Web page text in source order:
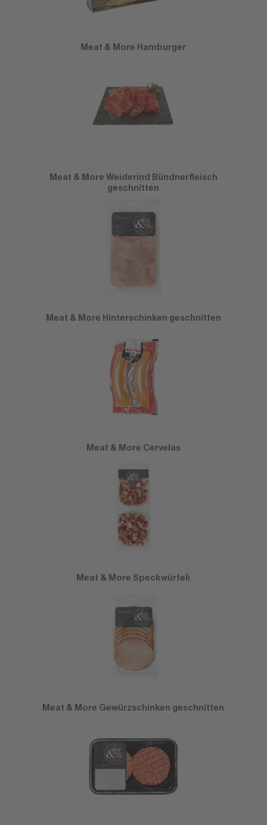
Meat & More Hamburger
Meat & More Weiderind Bündnerfleisch
geschnitten
Meat & More Hinterschinken geschnitten
Meat & More Cervelas
Meat & More Speckwürfeli
Meat & More Gewürzschinken geschnitten